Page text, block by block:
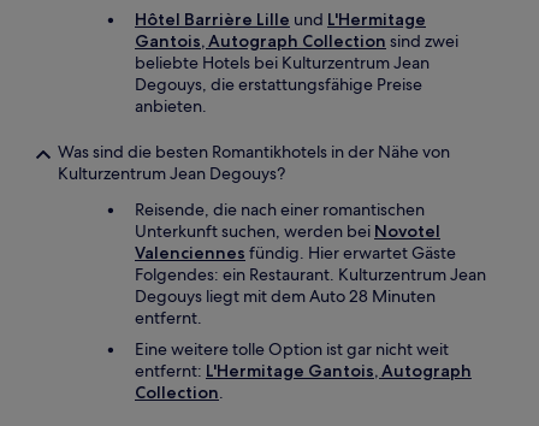
Hôtel Barrière Lille und L'Hermitage
Gantois, Autograph Collection sind zwei
beliebte Hotels bei Kulturzentrum Jean
Degouys, die erstattungsfähige Preise
anbieten.
Was sind die besten Romantikhotels in der Nähe von
Kulturzentrum Jean Degouys?
Reisende, die nach einer romantischen
Unterkunft suchen, werden bei Novotel
Valenciennes fündig. Hier erwartet Gäste
Folgendes: ein Restaurant. Kulturzentrum Jean
Degouys liegt mit dem Auto 28 Minuten
entfernt.
Eine weitere tolle Option ist gar nicht weit
entfernt: L'Hermitage Gantois, Autograph
Collection.